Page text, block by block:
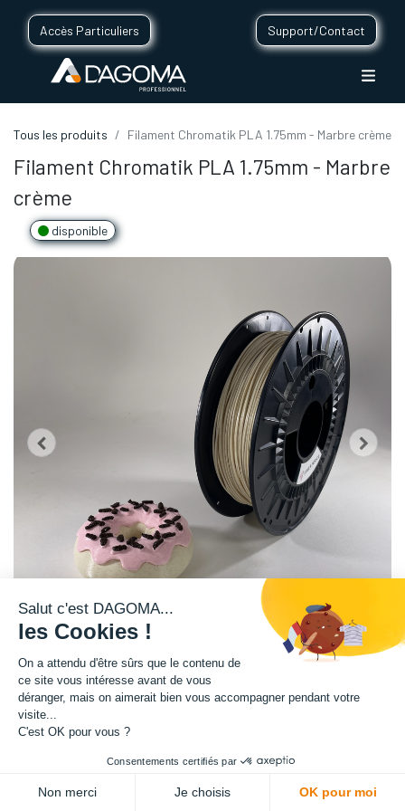
Accès Particuliers Support/Contact
Tous les produits Filament Chromatik PLA 1.75mm - Marbre crème
Filament Chromatik PLA 1.75mm - Marbre
crème
disponible
Cette bobine à l'effet marbré crème est disponible en format 750g.
Matière : PLA
Diamètre : 1.75 mm
Salut c'est DAGOMA...
les Cookies !
On a attendu d'être sûrs que le contenu de
ce site vous intéresse avant de vous
déranger, mais on aimerait bien vous accompagner pendant votre
visite...
C'est OK pour vous ?
Consentements certifiés par
Non merci Je choisis OK pour moi